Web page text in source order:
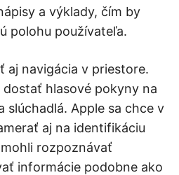
a výklady, čím by
polohu používateľa.
aj navigácia v priestore.
hlasové pokyny na
slúchadlá. Apple sa chce v
aj na identifikáciu
rozpoznávať
informácie podobne ako